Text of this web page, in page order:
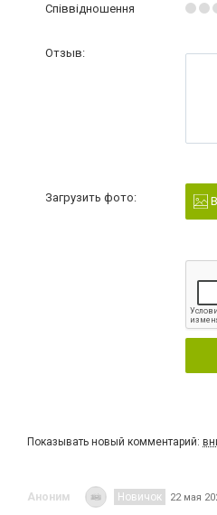
Співвідношення
Отзыв:
Загрузить фото:
Показывать новый комментарий:
Аноним Новичок 22 мая